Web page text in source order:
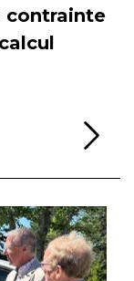
contrainte